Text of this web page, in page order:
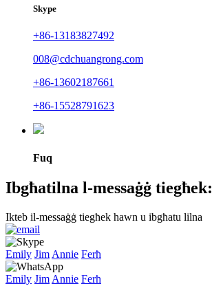
Skype
+86-13183827492
008@cdchuangrong.com
+86-13602187661
+86-15528791623
Fuq
Ibgħatilna l-messaġġ tiegħek:
Ikteb il-messaġġ tiegħek hawn u ibgħatu lilna
Emily Jim Annie Ferħ
Emily Jim Annie Ferħ